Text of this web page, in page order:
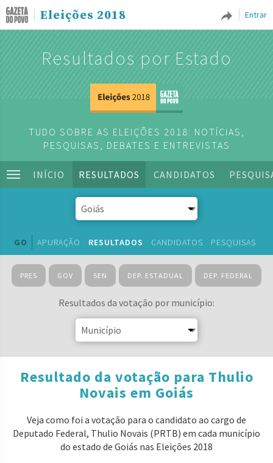
Entrar
Eleições 2018
Resultados por Estado
TUDO SOBRE AS ELEIÇÕES 2018: NOTÍCIAS,
PESQUISAS, DEBATES E ENTREVISTAS
INÍCIO RESULTADOS CANDIDATOS
GO APURAÇÃO RESULTADOS CANDIDATOS PESQUISAS
PRES GOV SEN DEP. ESTADUAL DEP. FEDERAL
Resultados da votação por município:
Resultado da votação para Thulio
Novais em Goiás
Veja como foi a votação para o candidato ao cargo de
Deputado Federal, Thulio Novais (PRTB) em cada município
do estado de Goiás nas Eleições 2018